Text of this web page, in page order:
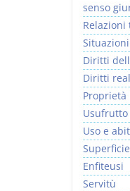
senso
Relazioni
Diritti
Diritti
Proprietà
Usufrutto
Uso e
Superficie
Enfiteusi
Servitù